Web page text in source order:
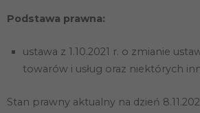
Podstawa prawna:
ustawa z 1.10.2021 r. o zmianie
towarów i usług oraz niektórych
Stan prawny aktualny na dzień
te